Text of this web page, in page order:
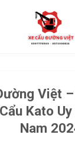
Việt
Kato
Nam